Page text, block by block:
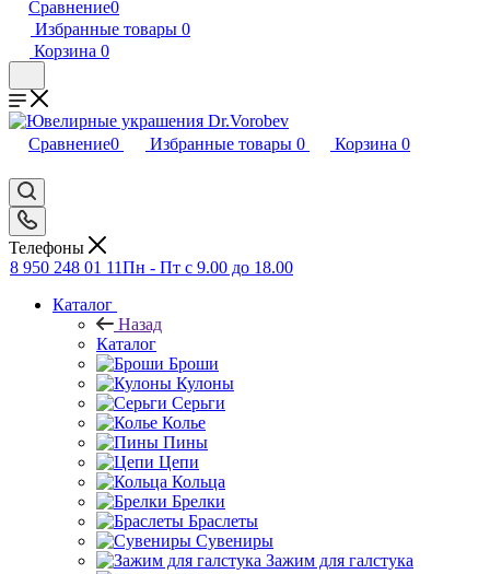
Сравнение0
Избранные товары 0
Корзина 0
Сравнение0 Избранные товары 0 Корзина 0
Телефоны
8 950 248 01 11Пн - Пт с 9.00 до 18.00
Каталог
Назад
Каталог
Броши
Кулоны
Серьги
Колье
Пины
Цепи
Кольца
Брелки
Браслеты
Сувениры
Зажим для галстука